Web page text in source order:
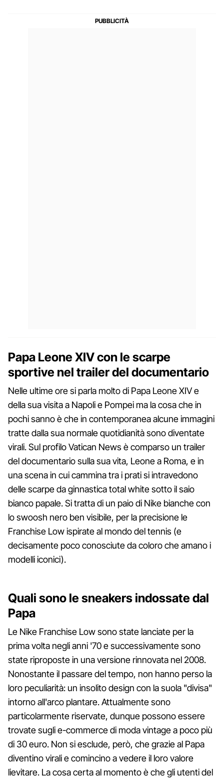
Papa Leone XIV con le scarpe
sportive nel trailer del documentario
Nelle ultime ore si parla molto di Papa Leone XIV e
della sua visita a Napoli e Pompei ma la cosa che in
pochi sanno è che in contemporanea alcune immagini
tratte dalla sua normale quotidianità sono diventate
virali. Sul profilo Vatican News è comparso un trailer
del documentario sulla sua vita, Leone a Roma, e in
una scena in cui cammina tra i prati si intravedono
delle scarpe da ginnastica total white sotto il saio
bianco papale. Si tratta di un paio di Nike bianche con
lo swoosh nero ben visibile, per la precisione le
Franchise Low ispirate al mondo del tennis (e
decisamente poco conosciute da coloro che amano i
modelli iconici).
Quali sono le sneakers indossate dal
Papa
Le Nike Franchise Low sono state lanciate per la
prima volta negli anni '70 e successivamente sono
state riproposte in una versione rinnovata nel 2008.
Nonostante il passare del tempo, non hanno perso la
loro peculiarità: un insolito design con la suola "divisa"
intorno all'arco plantare. Attualmente sono
particolarmente riservate, dunque possono essere
trovate sugli e-commerce di moda vintage a poco più
di 30 euro. Non si esclude, però, che grazie al Papa
diventino virali e comincino a vedere il loro valore
lievitare. La cosa certa al momento è che gli utenti del